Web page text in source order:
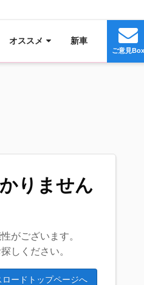
オススメ 新車
ご意見Box
りません
がございます。
しください。
ロードトップページへ